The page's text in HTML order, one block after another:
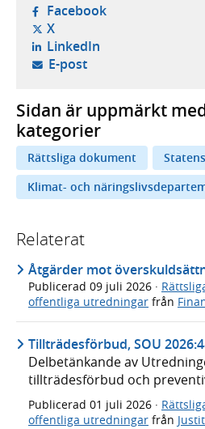
Facebook- öppnas i ny
X- öppnas i ny flik, extern
LinkedIn- öppnas i ny
E-post- öppnar din e-
Sidan är uppmärkt
kategorier
Rättsliga dokument
Klimat- och
Relaterat
Åtgärder mot
Publicerad 09 juli 2026 ·
offentliga utredningar från
Tillträdesförbud, SOU
Delbetänkande av
tillträdesförbud och
Publicerad 01 juli 2026 ·
offentliga utredningar från